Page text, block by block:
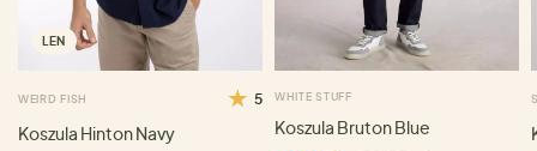
LEN
WEIRD FISH 5
Koszula Hinton Navy
WHITE STUFF
Koszula Bruton Blue